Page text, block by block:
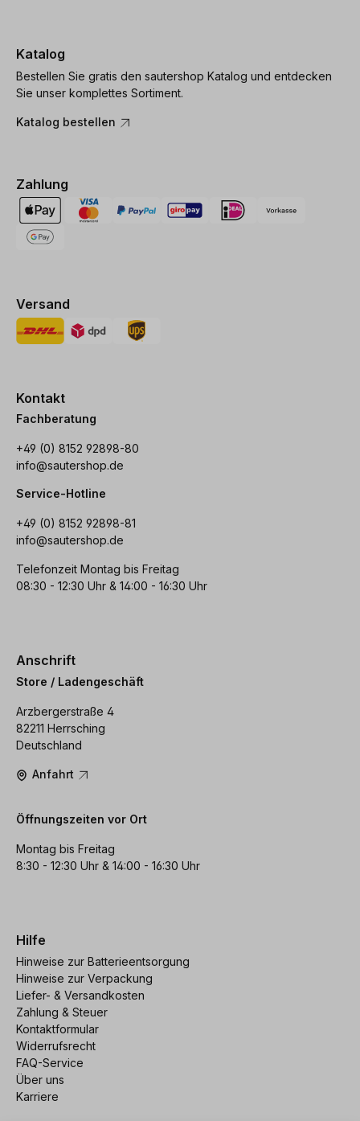
Katalog
Bestellen Sie gratis den sautershop Katalog und entdecken
Sie unser komplettes Sortiment.
Katalog bestellen
Zahlung
Versand
Kontakt
Fachberatung
+49 (0) 8152 92898-80
info@sautershop.de
Service-Hotline
+49 (0) 8152 92898-81
info@sautershop.de
Telefonzeit Montag bis Freitag
08:30 - 12:30 Uhr & 14:00 - 16:30 Uhr
Anschrift
Store / Ladengeschäft
Arzbergerstraße 4
82211 Herrsching
Deutschland
Anfahrt
Öffnungszeiten vor Ort
Montag bis Freitag
8:30 - 12:30 Uhr & 14:00 - 16:30 Uhr
Hilfe
Hinweise zur Batterieentsorgung
Hinweise zur Verpackung
Liefer- & Versandkosten
Zahlung & Steuer
Kontaktformular
Widerrufsrecht
FAQ-Service
Über uns
Karriere